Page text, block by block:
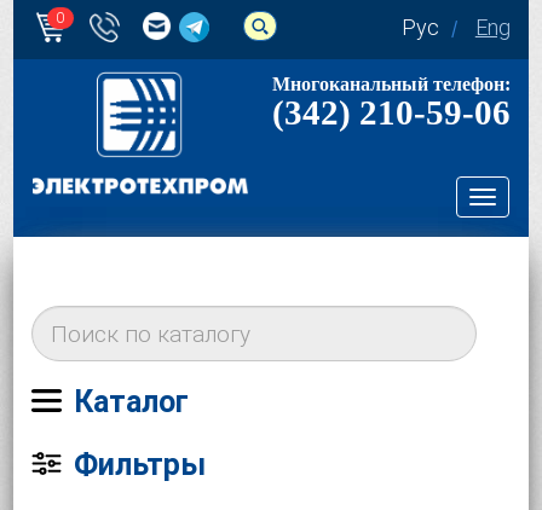
0 Рус Eng
Многоканальный телефон:
(342) 210-59-06
Каталог
Фильтры